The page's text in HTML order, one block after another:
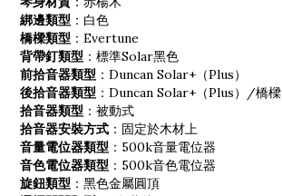
綁邊類型 ：白色
橋樑類型 ：Evertune
背帶釘類型 ：標準Solar黑色
前拾音器類型 ：Duncan Solar+（Plus）
後拾音器類型 ：Duncan Solar+（Plus）/橋樑
拾音器類型 ：被動式
拾音器安裝方式 ：固定於木材上
音量電位器類型 ：500k音量電位器
音色電位器類型 ：500k音色電位器
旋鈕類型 ：黑色金屬圓頂